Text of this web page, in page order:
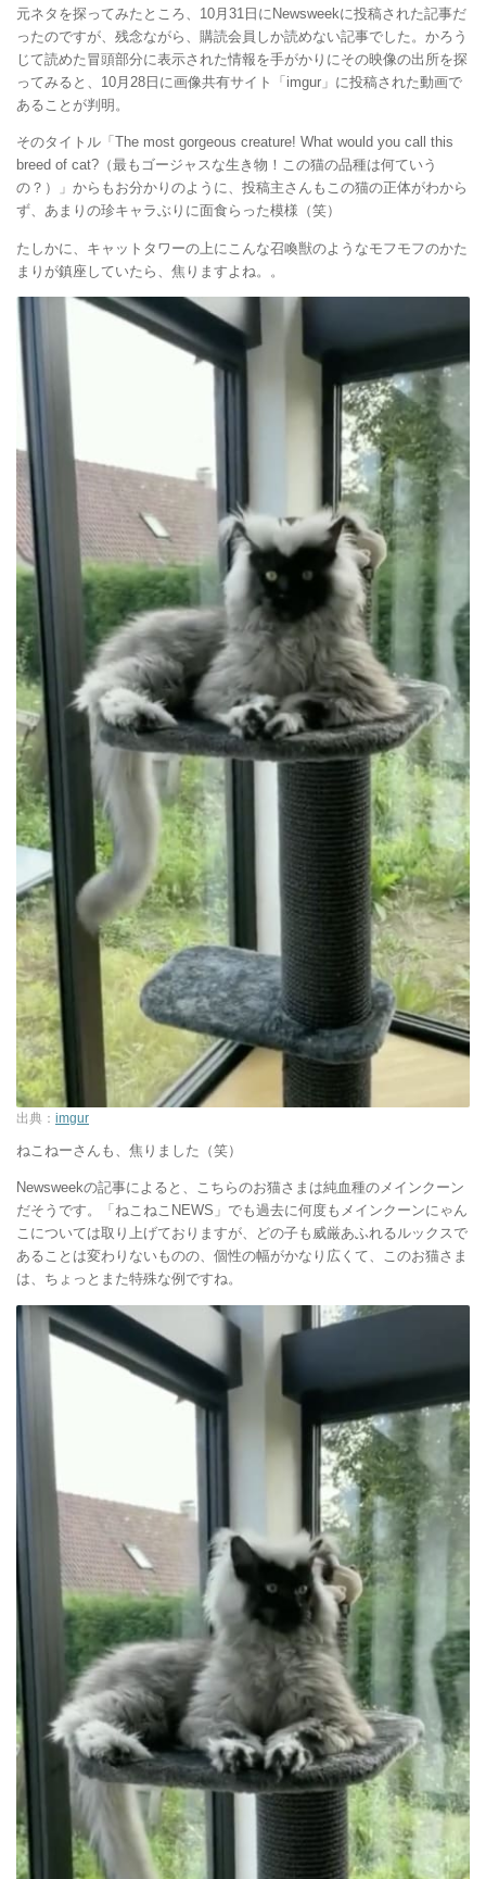
元ネタを探ってみたところ、10月31日にNewsweekに投稿された記事だ
ったのですが、残念ながら、購読会員しか読めない記事でした。かろう
じて読めた冒頭部分に表示された情報を手がかりにその映像の出所を探
ってみると、10月28日に画像共有サイト「imgur」に投稿された動画で
あることが判明。
そのタイトル「The most gorgeous creature! What would you call this
breed of cat?（最もゴージャスな生き物！この猫の品種は何ていう
の？）」からもお分かりのように、投稿主さんもこの猫の正体がわから
ず、あまりの珍キャラぶりに面食らった模様（笑）
たしかに、キャットタワーの上にこんな召喚獣のようなモフモフのかた
まりが鎮座していたら、焦りますよね。。
出典： imgur
ねこねーさんも、焦りました（笑）
Newsweekの記事によると、こちらのお猫さまは純血種のメインクーン
だそうです。「ねこねこNEWS」でも過去に何度もメインクーンにゃん
こについては取り上げておりますが、どの子も威厳あふれるルックスで
あることは変わりないものの、個性の幅がかなり広くて、このお猫さま
は、ちょっとまた特殊な例ですね。